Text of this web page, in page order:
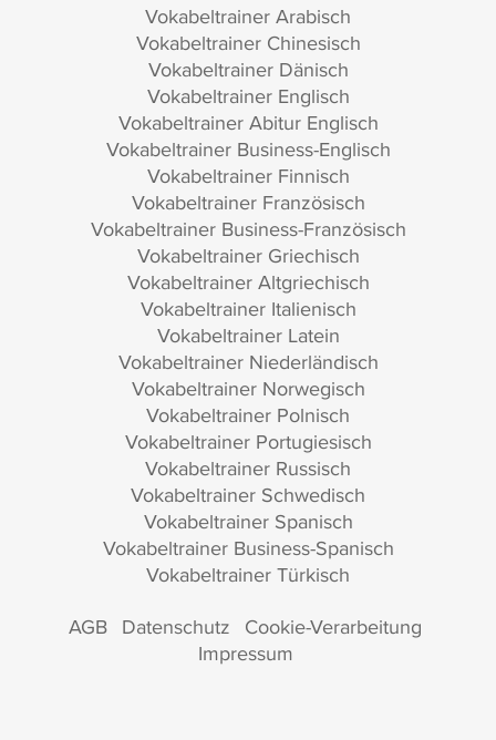
Vokabeltrainer Arabisch
Vokabeltrainer Chinesisch
Vokabeltrainer Dänisch
Vokabeltrainer Englisch
Vokabeltrainer Abitur Englisch
Vokabeltrainer Business-Englisch
Vokabeltrainer Finnisch
Vokabeltrainer Französisch
Vokabeltrainer Business-Französisch
Vokabeltrainer Griechisch
Vokabeltrainer Altgriechisch
Vokabeltrainer Italienisch
Vokabeltrainer Latein
Vokabeltrainer Niederländisch
Vokabeltrainer Norwegisch
Vokabeltrainer Polnisch
Vokabeltrainer Portugiesisch
Vokabeltrainer Russisch
Vokabeltrainer Schwedisch
Vokabeltrainer Spanisch
Vokabeltrainer Business-Spanisch
Vokabeltrainer Türkisch
AGB Datenschutz Cookie-Verarbeitung
Impressum